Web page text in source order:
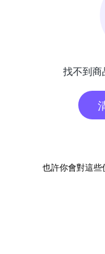
找不到商
也許你會對這些